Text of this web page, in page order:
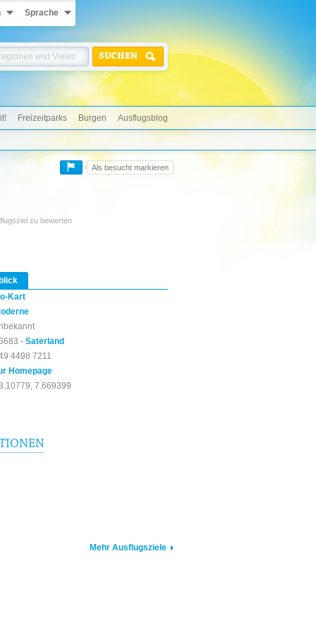
Sprache
SUCHEN
Freizeitparks Burgen Ausflugsblog
Als besucht markieren
zu bewerten
Kart
-Saterland
4498 7211
Homepage
7.669399
Mehr Ausflugsziele